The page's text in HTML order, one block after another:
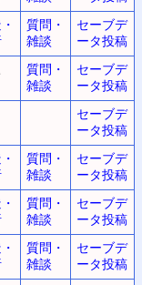
質問・
雑談
セーブデ
ータ投稿
質問・
雑談
セーブデ
ータ投稿
セーブデ
ータ投稿
質問・
雑談
セーブデ
ータ投稿
質問・
雑談
セーブデ
ータ投稿
質問・
雑談
セーブデ
ータ投稿